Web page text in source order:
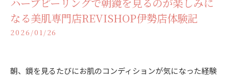
なる美肌専門店REVISHOP伊勢店体験記
2026/01/26
朝、鏡を見るたびにお肌のコンディションが気になった経験